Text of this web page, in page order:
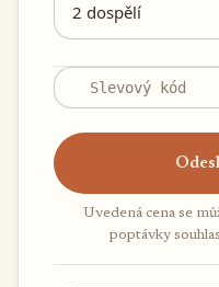
2 dospělí
Uvedená cena se
poptávky